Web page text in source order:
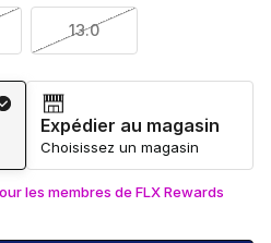
13.0
Expédier au magasin
Choisissez un magasin
les membres de FLX Rewards